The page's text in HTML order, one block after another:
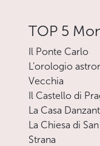
TOP 5
Il Ponte Carlo
L’orologio
Vecchia
Il Castello di
La Casa
La Chiesa di
Strana